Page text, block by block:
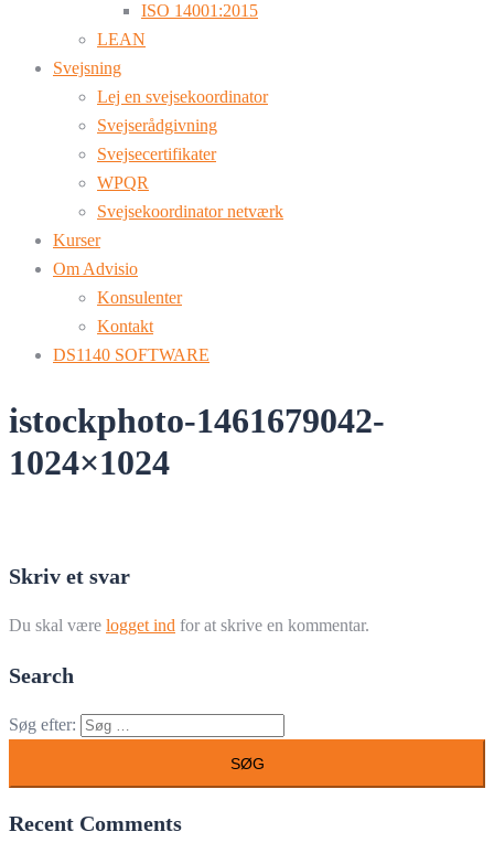
ISO 14001:2015
LEAN
Svejsning
Lej en svejsekoordinator
Svejserådgivning
Svejsecertifikater
WPQR
Svejsekoordinator netværk
Kurser
Om Advisio
Konsulenter
Kontakt
DS1140 SOFTWARE
istockphoto-1461679042-
1024×1024
Skriv et svar
Du skal være logget ind for at skrive en kommentar.
Search
Søg efter:
Recent Comments